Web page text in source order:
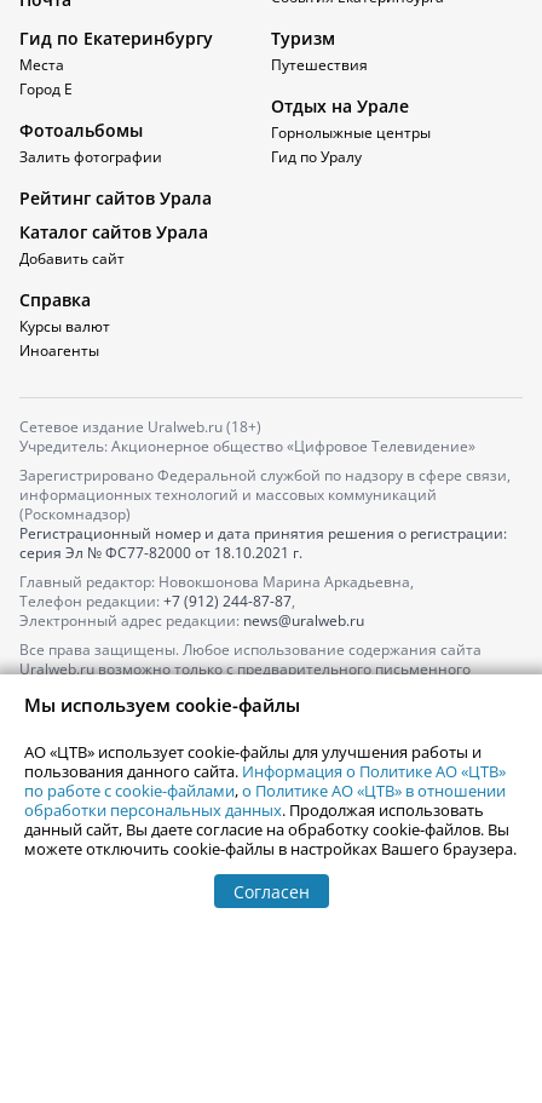
Гид по Екатеринбургу
Места
Город Е
Фотоальбомы
Залить фотографии
Туризм
Путешествия
Отдых на Урале
Горнолыжные центры
Гид по Уралу
Рейтинг сайтов Урала
Каталог сайтов Урала
Добавить сайт
Справка
Курсы валют
Иноагенты
Сетевое издание Uralweb.ru (18+)
Учредитель: Акционерное общество «Цифровое Телевидение»
Зарегистрировано Федеральной службой по надзору в сфере связи,
информационных технологий и массовых коммуникаций
(Роскомнадзор)
Регистрационный номер и дата принятия решения о регистрации:
серия Эл № ФС77-82000от 18.10.2021 г.
Главный редактор: Новокшонова Марина Аркадьевна,
Телефон редакции: +7 (912) 244-87-87,
Электронный адрес редакции: news@uralweb.ru
Все права защищены. Любое использование содержания сайта
Uralweb.ru возможно только с предварительного письменного
По вопросам размещения рекламы обращайтесь по тел.
По вопросам размещения информации в разделе «Афиша»
afisha@uralweb.ru
Пользовательское соглашение на использование сайта
Политика АО «ЦТВ» в отношении обработки персональных данных
Мы используем cookie-файлы
АО «ЦТВ» использует cookie-файлы для улучшения работы и
пользования данного сайта. Информация о Политике АО «ЦТВ»
по работе с cookie-файлами,о Политике АО «ЦТВ» в отношении
обработки персональных данных. Продолжая использовать
данный сайт, Вы даете согласие на обработку cookie-файлов. Вы
можете отключить cookie-файлы в настройках Вашего браузера.
Согласен